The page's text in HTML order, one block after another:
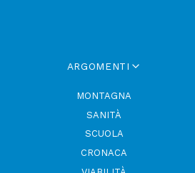
ARGOMENTI
MONTAGNA
SANITÀ
SCUOLA
CRONACA